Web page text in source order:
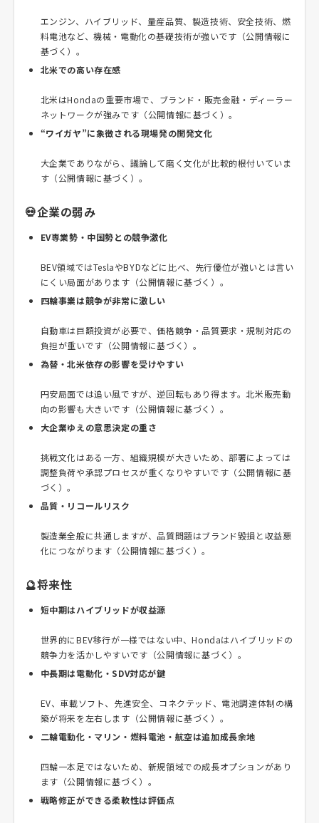
エンジン、ハイブリッド、量産品質、製造技術、安全技術、燃
料電池など、機械・電動化の基礎技術が強いです（公開情報に
基づく）。
北米での高い存在感
北米はHondaの重要市場で、ブランド・販売金融・ディーラー
ネットワークが強みです（公開情報に基づく）。
“ワイガヤ”に象徴される現場発の開発文化
大企業でありながら、議論して磨く文化が比較的根付いていま
す（公開情報に基づく）。
💀企業の弱み
EV専業勢・中国勢との競争激化
BEV領域ではTeslaやBYDなどに比べ、先行優位が強いとは言い
にくい局面があります（公開情報に基づく）。
四輪事業は競争が非常に激しい
自動車は巨額投資が必要で、価格競争・品質要求・規制対応の
負担が重いです（公開情報に基づく）。
為替・北米依存の影響を受けやすい
円安局面では追い風ですが、逆回転もあり得ます。北米販売動
向の影響も大きいです（公開情報に基づく）。
大企業ゆえの意思決定の重さ
挑戦文化はある一方、組織規模が大きいため、部署によっては
調整負荷や承認プロセスが重くなりやすいです（公開情報に基
づく）。
品質・リコールリスク
製造業全般に共通しますが、品質問題はブランド毀損と収益悪
化につながります（公開情報に基づく）。
🔮将来性
短中期はハイブリッドが収益源
世界的にBEV移行が一様ではない中、Hondaはハイブリッドの
競争力を活かしやすいです（公開情報に基づく）。
中長期は電動化・SDV対応が鍵
EV、車載ソフト、先進安全、コネクテッド、電池調達体制の構
築が将来を左右します（公開情報に基づく）。
二輪電動化・マリン・燃料電池・航空は追加成長余地
四輪一本足ではないため、新規領域での成長オプションがあり
ます（公開情報に基づく）。
戦略修正ができる柔軟性は評価点